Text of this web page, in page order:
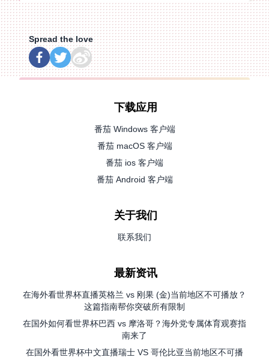
Spread the love
下载应用
番茄 Windows 客户端
番茄 macOS 客户端
番茄 ios 客户端
番茄 Android 客户端
关于我们
联系我们
最新资讯
在海外看世界杯直播英格兰 vs 刚果 (金)当前地区不可播放？
这篇指南帮你突破所有限制
在国外如何看世界杯巴西 vs 摩洛哥？海外党专属体育观赛指
南来了
在国外看世界杯中文直播瑞士 VS 哥伦比亚当前地区不可播